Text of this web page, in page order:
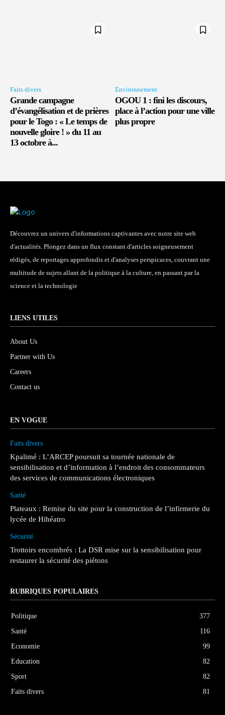
Faits divers
Grande campagne
d’évangélisation et de prières
pour le Togo : « Le temps de
nouvelle gloire ! » du 11 au
13 octobre à...
Environnement
OGOU 1 : fini les discours,
place à l’action pour une ville
plus propre
Découvrez un univers d'informations captivantes avec notre site web
d'actualités. Plongez dans un flux constant d'articles soigneusement
rédigés, de reportages approfondis et d'analyses perspicaces, couvrant une
multitude de sujets allant de la politique à la culture, en passant par la
science et la technologie
LIENS UTILES
About Us
Partner with Us
Careers
Contact us
EN VOGUE
Faits divers
Kpalimé : L’ARCEP poursuit sa tournée nationale de
sensibilisation et d’information à l’endroit des consommateurs
des services de communications électroniques
Santé
Plateaux : Remise du site pour la construction de l’infirmerie du
lycée de Hihéatro
Sécurité
Trottoirs encombrés : La DSR mise sur la sensibilisation pour
restaurer la sécurité des piétons
RUBRIQUES POPULAIRES
Politique
377
Santé
116
Economie
99
Education
82
Sport
82
Faits divers
81